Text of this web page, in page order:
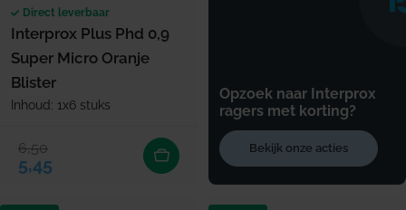
Direct leverbaar
Interprox Plus Phd 0,9
Super Micro Oranje
Blister
Inhoud: 1x6 stuks
Verkoopprijs
5,45
Normale prijs
6,50
Opzoek naar Interprox
ragers met korting?
Bekijk onze acties